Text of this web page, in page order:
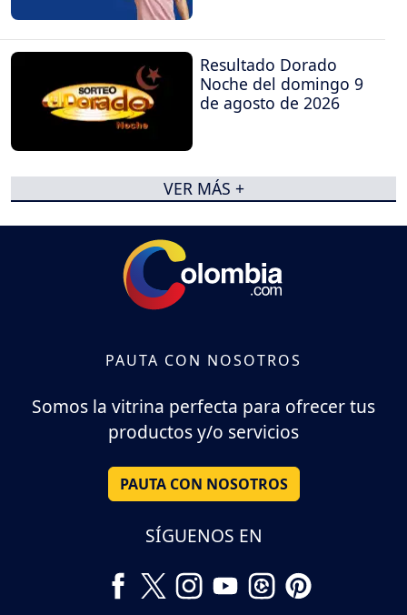
Resultado Dorado
Noche del domingo 9
de agosto de 2026
VER MÁS +
PAUTA CON NOSOTROS
Somos la vitrina perfecta para ofrecer tus
productos y/o servicios
PAUTA CON NOSOTROS
SÍGUENOS EN